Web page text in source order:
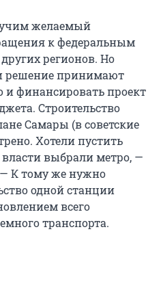
желаемый
к федеральным
регионов. Но
решение принимают
и финансировать проект
Строительство
Самары (в советские
Хотели пустить
выбрали метро, —
— К тому же нужно
одной станции
всего
транспорта.